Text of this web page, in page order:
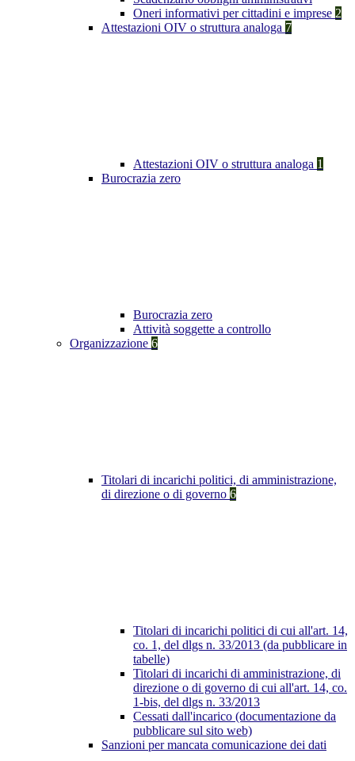
Oneri informativi per cittadini e imprese 2
Attestazioni OIV o struttura analoga 7
Attestazioni OIV o struttura analoga 1
Burocrazia zero
Burocrazia zero
Attività soggette a controllo
Organizzazione 6
Titolari di incarichi politici, di amministrazione,
di direzione o di governo 6
Titolari di incarichi politici di cui all'art. 14,
co. 1, del dlgs n. 33/2013 (da pubblicare in
tabelle)
Titolari di incarichi di amministrazione, di
direzione o di governo di cui all'art. 14, co.
1-bis, del dlgs n. 33/2013
Cessati dall'incarico (documentazione da
pubblicare sul sito web)
Sanzioni per mancata comunicazione dei dati